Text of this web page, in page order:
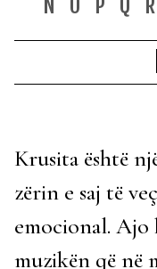
N
O P Q R
Krusita është
zërin e saj të
emocional.
muzikën që në